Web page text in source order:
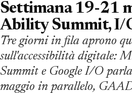
Settimana 19-21
Ability Summit, I/
Tre giorni in fila aprono
sull'accessibilità digitale:
Summit e Google I/O
maggio in parallelo,